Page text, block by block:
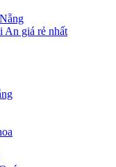
An giá rẻ nhất